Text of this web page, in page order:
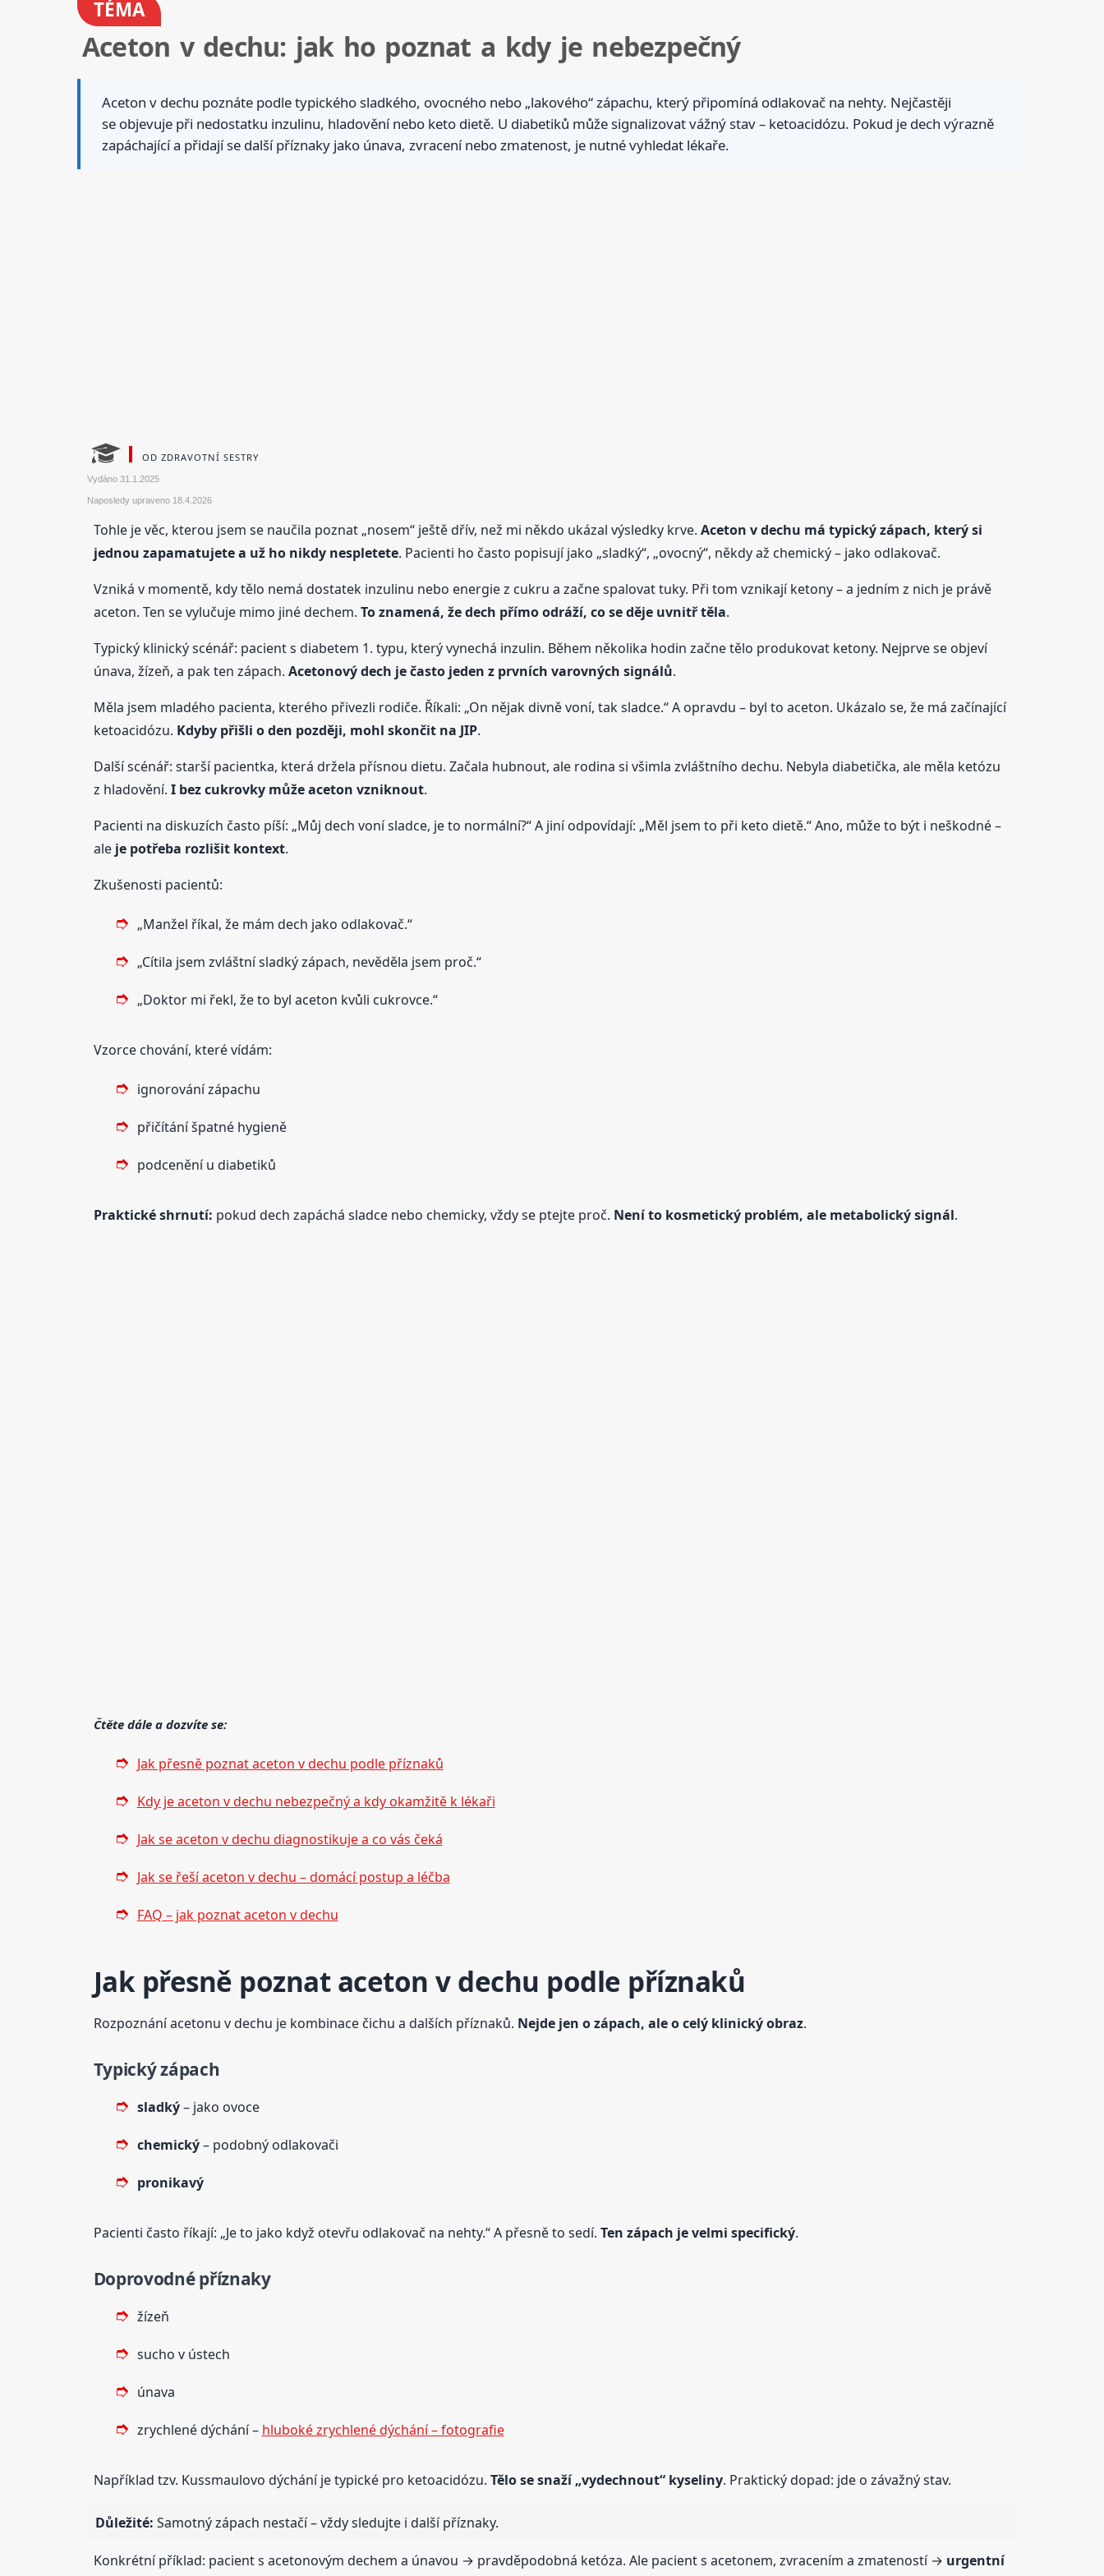
TÉMA
Aceton v dechu: jak ho poznat a kdy je nebezpečný
Aceton v dechu poznáte podle typického sladkého, ovocného nebo „lakového“ zápachu, který připomíná odlakovač na nehty. Nejčastěji
se objevuje při nedostatku inzulinu, hladovění nebo keto dietě. U diabetiků může signalizovat vážný stav – ketoacidózu. Pokud je dech výrazně
zapáchající a přidají se další příznaky jako únava, zvracení nebo zmatenost, je nutné vyhledat lékaře.
OD ZDRAVOTNÍ SESTRY
Vydáno 31.1.2025
Naposledy upraveno 18.4.2026
Tohle je věc, kterou jsem se naučila poznat „nosem“ ještě dřív, než mi někdo ukázal výsledky krve. Aceton v dechu má typický zápach, který si
jednou zapamatujete a už ho nikdy nespletete. Pacienti ho často popisují jako „sladký“, „ovocný“, někdy až chemický – jako odlakovač.
Vzniká v momentě, kdy tělo nemá dostatek inzulinu nebo energie z cukru a začne spalovat tuky. Při tom vznikají ketony – a jedním z nich je právě
aceton. Ten se vylučuje mimo jiné dechem. To znamená, že dech přímo odráží, co se děje uvnitř těla.
Typický klinický scénář: pacient s diabetem 1. typu, který vynechá inzulin. Během několika hodin začne tělo produkovat ketony. Nejprve se objeví
únava, žízeň, a pak ten zápach. Acetonový dech je často jeden z prvních varovných signálů.
Měla jsem mladého pacienta, kterého přivezli rodiče. Říkali: „On nějak divně voní, tak sladce.“ A opravdu – byl to aceton. Ukázalo se, že má začínající
ketoacidózu. Kdyby přišli o den později, mohl skončit na JIP.
Další scénář: starší pacientka, která držela přísnou dietu. Začala hubnout, ale rodina si všimla zvláštního dechu. Nebyla diabetička, ale měla ketózu
z hladovění. I bez cukrovky může aceton vzniknout.
Pacienti na diskuzích často píší: „Můj dech voní sladce, je to normální?“ A jiní odpovídají: „Měl jsem to při keto dietě.“ Ano, může to být i neškodné –
ale je potřeba rozlišit kontext.
Zkušenosti pacientů:
„Manžel říkal, že mám dech jako odlakovač.“
„Cítila jsem zvláštní sladký zápach, nevěděla jsem proč.“
„Doktor mi řekl, že to byl aceton kvůli cukrovce.“
Vzorce chování, které vídám:
ignorování zápachu
přičítání špatné hygieně
podcenění u diabetiků
Praktické shrnutí: pokud dech zapáchá sladce nebo chemicky, vždy se ptejte proč. Není to kosmetický problém, ale metabolický signál.
Čtěte dále a dozvíte se:
Jak přesně poznat aceton v dechu podle příznaků
Kdy je aceton v dechu nebezpečný a kdy okamžitě k lékaři
Jak se aceton v dechu diagnostikuje a co vás čeká
Jak se řeší aceton v dechu – domácí postup a léčba
FAQ – jak poznat aceton v dechu
Jak přesně poznat aceton v dechu podle příznaků
Rozpoznání acetonu v dechu je kombinace čichu a dalších příznaků. Nejde jen o zápach, ale o celý klinický obraz.
Typický zápach
sladký– jako ovoce
chemický– podobný odlakovači
pronikavý
Pacienti často říkají: „Je to jako když otevřu odlakovač na nehty.“ A přesně to sedí. Ten zápach je velmi specifický.
Doprovodné příznaky
žízeň
sucho v ústech
únava
zrychlené dýchání – hluboké zrychlené dýchání – fotografie
Například tzv. Kussmaulovo dýchání je typické pro ketoacidózu. Tělo se snaží „vydechnout“ kyseliny. Praktický dopad: jde o závažný stav.
Důležité: Samotný zápach nestačí – vždy sledujte i další příznaky.
Konkrétní příklad: pacient s acetonovým dechem a únavou → pravděpodobná ketóza. Ale pacient s acetonem, zvracením a zmateností → urgentní